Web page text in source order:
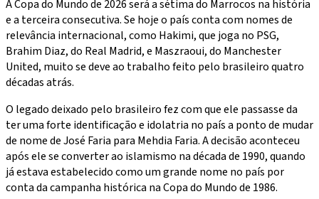
A Copa do Mundo de 2026 será a sétima do Marrocos na história
e a terceira consecutiva. Se hoje o país conta com nomes de
relevância internacional, como Hakimi, que joga no PSG,
Brahim Diaz, do Real Madrid, e Maszraoui, do Manchester
United, muito se deve ao trabalho feito pelo brasileiro quatro
décadas atrás.
O legado deixado pelo brasileiro fez com que ele passasse da
ter uma forte identificação e idolatria no país a ponto de mudar
de nome de José Faria para Mehdia Faria. A decisão aconteceu
após ele se converter ao islamismo na década de 1990, quando
já estava estabelecido como um grande nome no país por
conta da campanha histórica na Copa do Mundo de 1986.